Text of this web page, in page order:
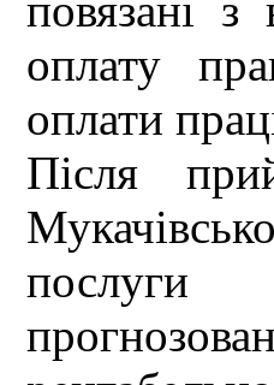
оплату
оплати
Після
послуги